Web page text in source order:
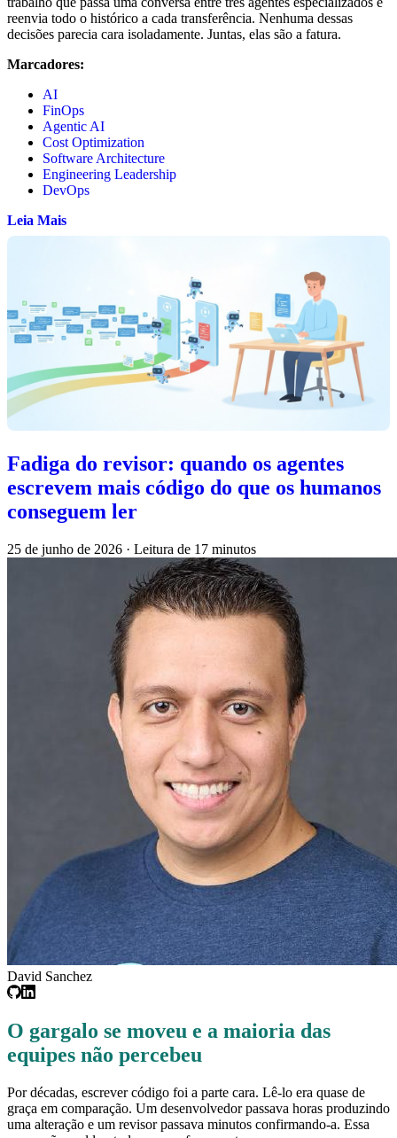
reenvia todo o histórico a cada transferência. Nenhuma dessas
decisões parecia cara isoladamente. Juntas, elas são a fatura.
Marcadores:
AI
FinOps
Agentic AI
Cost Optimization
Software Architecture
Engineering Leadership
DevOps
Leia Mais
Fadiga do revisor: quando os agentes
escrevem mais código do que os humanos
conseguem ler
25 de junho de 2026 · Leitura de 17 minutos
David Sanchez
O gargalo se moveu e a maioria das
equipes não percebeu
Por décadas, escrever código foi a parte cara. Lê-lo era quase de
graça em comparação. Um desenvolvedor passava horas produzindo
uma alteração e um revisor passava minutos confirmando-a. Essa